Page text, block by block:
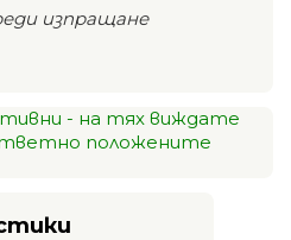
изпращане
- на тях виждате
положените